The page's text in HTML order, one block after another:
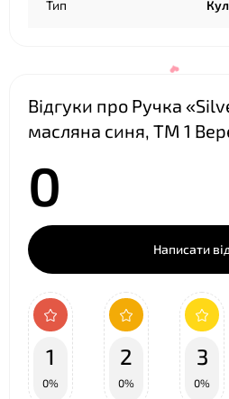
Тип
Відгуки про Ручка
масляна синя, ТМ 1
0
Написати
1
0%
2
0%
3
0%